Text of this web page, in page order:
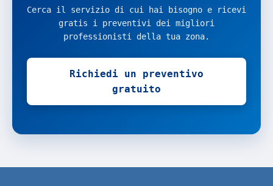
Cerca il servizio di cui hai bisogno e ricevi
gratis i preventivi dei migliori
professionisti della tua zona.
Richiedi un preventivo
gratuito